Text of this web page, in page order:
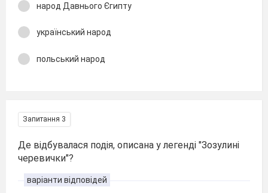
народ Давнього Єгипту
український народ
польський народ
Запитання 3
Де відбувалася подія, описана у легенді "Зозулині
черевички"?
варіанти відповідей